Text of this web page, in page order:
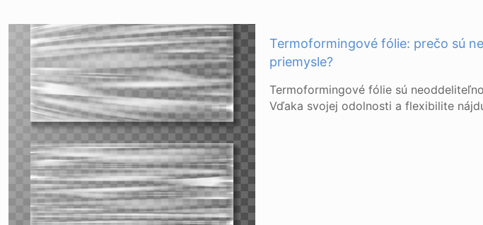
Termoformingové fólie: prečo sú
priemysle?
Termoformingové fólie sú
Vďaka svojej odolnosti a flexibilite